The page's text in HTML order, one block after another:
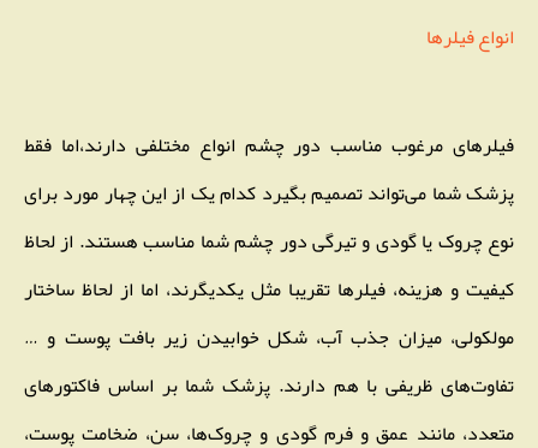
انواع فیلرها
فیلرهای مرغوب مناسب دور چشم انواع مختلفی دارند،اما فقط
پزشک شما می‌تواند تصمیم بگیرد کدام یک از این چهار مورد برای
نوع چروک یا گودی و تیرگی دور چشم شما مناسب هستند. از لحاظ
کیفیت و هزینه، فیلرها تقریبا مثل یکدیگرند، اما از لحاظ ساختار
مولکولی، میزان جذب آب، شکل خوابیدن زیر بافت پوست و …
تفاوت‌های ظریفی با هم دارند. پزشک شما بر اساس فاکتورهای
متعدد، مانند عمق و فرم گودی و چروک‌ها، سن، ضخامت پوست،